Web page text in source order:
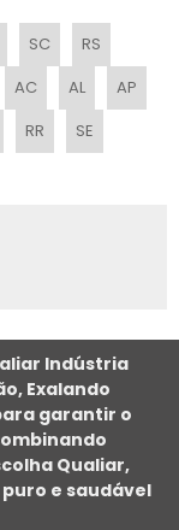
SC
RS
AC AL
AP
RR
SE
Indústria
Exalando
garantir o
Qualiar,
e saudável